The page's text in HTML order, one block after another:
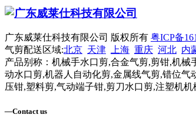
广东威莱仕科技有限公司 版权所有 粤ICP备
气剪配送区域:北京 天津 上海 重庆 河北 内
产品别称：机械手水口剪,合金气剪,剪钳,机
动水口剪,机器人自动化剪,金属线气剪,错位
压钳,塑料剪,气动端子钳,剪刀水口剪,注塑机
—Contact us